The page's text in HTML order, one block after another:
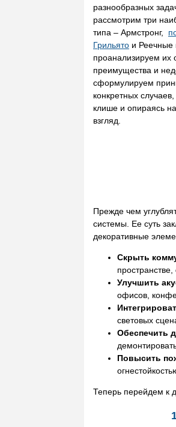
разнообразных
рассмотрим три
типа – Армстронг,
Грильято и Реечные
проанализируем их
преимущества и
сформулируем
конкретных
клише и опираясь
взгляд.
Прежде чем
системы. Ее суть
декоративные
Скрыть
пространстве,
Улучшить
офисов,
световых
Обеспечить
Повысить
Теперь перейдем к